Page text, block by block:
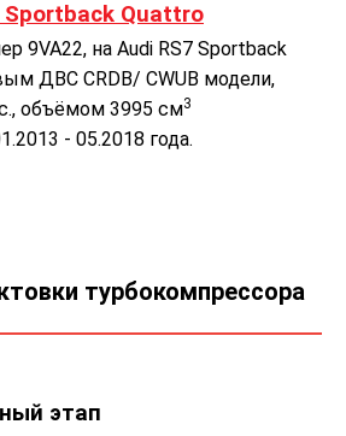
Sportback Quattro
9VA22, на Audi RS7 Sportback
ДВС CRDB/ CWUB модели,
объёмом 3995 см3
- 05.2018 года.
турбокомпрессора
этап